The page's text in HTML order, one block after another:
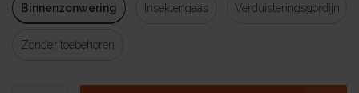
Binnenzonwering Insektengaas Verduisteringsgordijn
Zonder toebehoren